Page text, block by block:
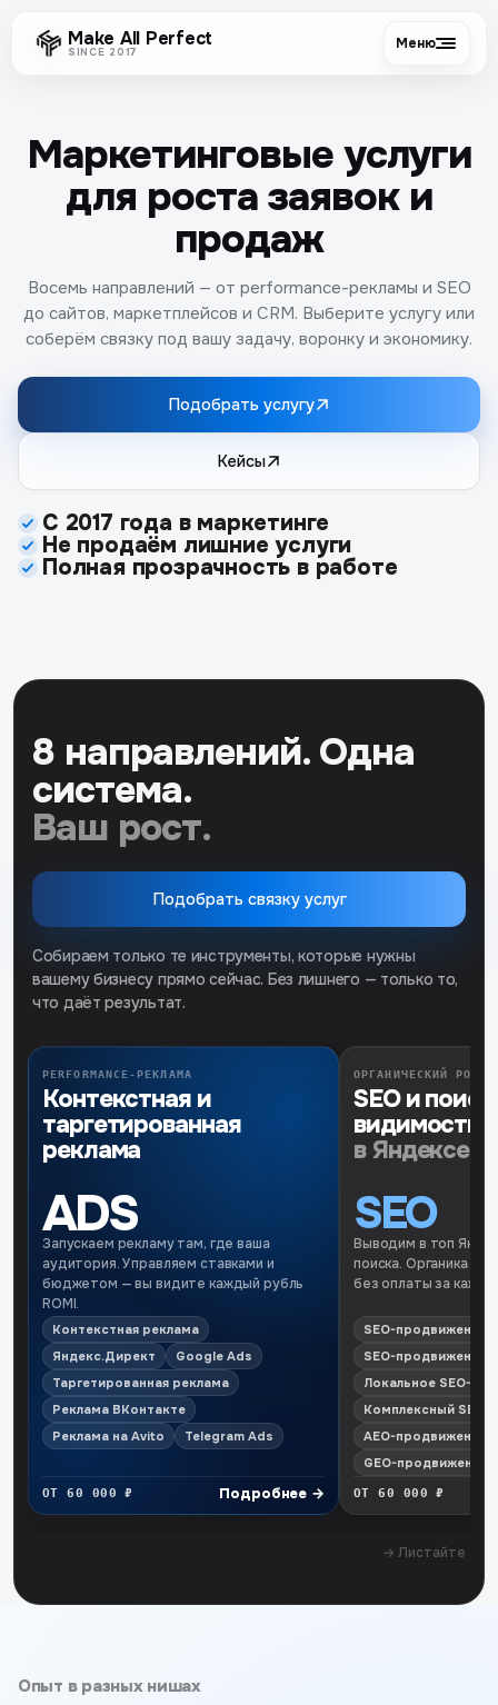
Make All Perfect
SINCE 2017 Меню
Маркетинговые услуги
для роста заявок и
продаж
Восемь направлений — от performance-рекламы и SEO
до сайтов, маркетплейсов и CRM. Выберите услугу или
соберём связку под вашу задачу, воронку и экономику.
Подобрать услугу
Кейсы
С 2017 года в маркетинге
Не продаём лишние услуги
Полная прозрачность в работе
8 направлений. Одна
система.
Ваш рост.
Подобрать связку услуг
Собираем только те инструменты, которые нужны
вашему бизнесу прямо сейчас. Без лишнего — только то,
что даёт результат.
PERFORMANCE-РЕКЛАМА
Контекстная и
таргетированная
реклама
ADS
Запускаем рекламу там, где ваша
аудитория. Управляем ставками и
бюджетом — вы видите каждый рубль
ROMI.
Контекстная реклама
Яндекс.Директ
Google Ads
Таргетированная реклама
Реклама ВКонтакте
Реклама на Avito
Telegram Ads
ОТ 60 000 ₽ Подробнее →
ОРГАНИЧЕСКИЙ РОСТ
SEO и
видимость
в Яндексе и
SEO
Выводим в топ
поиска. Органика
без оплаты за
SEO-продвижение
SEO-продвижение
Локальное SEO-
Комплексный SEO-
AEO-продвижение
GEO-продвижение
ОТ 60 000 ₽
→ Листайте
Опыт в разных нишах